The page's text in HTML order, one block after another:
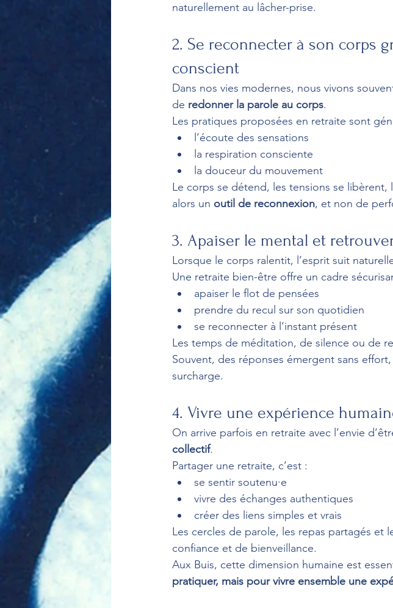
naturellement au lâcher-prise.
2. Se reconnecter à son corps
conscient
Dans nos vies modernes, nous vivons
de redonner la parole au corps.
Les pratiques proposées en retraite sont
l’écoute des sensations
la respiration consciente
la douceur du mouvement
Le corps se détend, les tensions se
alors un outil de reconnexion, et non de
3. Apaiser le mental et
Lorsque le corps ralentit, l’esprit suit
Une retraite bien-être offre un cadre
apaiser le flot de pensées
prendre du recul sur son quotidien
se reconnecter à l’instant présent
Les temps de méditation, de silence ou de
Souvent, des réponses émergent sans
surcharge.
4. Vivre une expérience
On arrive parfois en retraite avec l’envie
collectif.
Partager une retraite, c’est :
se sentir soutenu·e
vivre des échanges authentiques
créer des liens simples et vrais
Les cercles de parole, les repas partagés et
confiance et de bienveillance.
Aux Buis, cette dimension humaine est
pratiquer, mais pour vivre ensemble une